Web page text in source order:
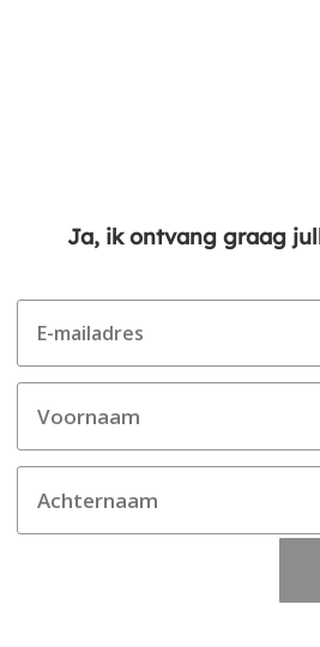
Ja, ik ontvang graag